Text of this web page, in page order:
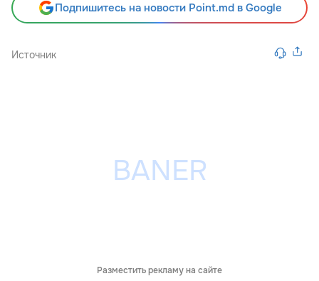
Подпишитесь на новости Point.md в Google
Источник
Разместить рекламу на сайте